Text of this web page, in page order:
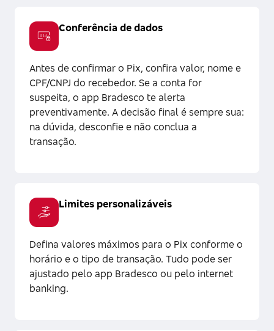
Conferência de dados
Antes de confirmar o Pix, confira valor, nome e
CPF/CNPJ do recebedor. Se a conta for
suspeita, o app Bradesco te alerta
preventivamente. A decisão final é sempre sua:
na dúvida, desconfie e não conclua a
transação.
Limites personalizáveis
Defina valores máximos para o Pix conforme o
horário e o tipo de transação. Tudo pode ser
ajustado pelo app Bradesco ou pelo internet
banking.